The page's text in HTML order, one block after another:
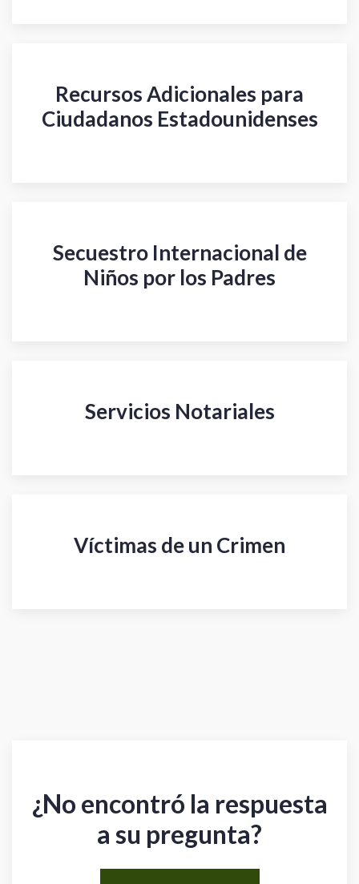
Recursos Adicionales para
Ciudadanos Estadounidenses
Secuestro Internacional de
Niños por los Padres
Servicios Notariales
Víctimas de un Crimen
¿No encontró la respuesta
a su pregunta?